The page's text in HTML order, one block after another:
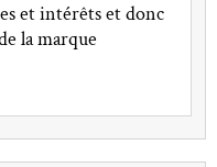
et intérêts et donc
la marque